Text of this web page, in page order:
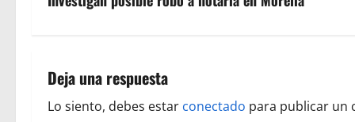
g
a
Deja una respuesta
Lo siento, debes estar conectado para publicar un